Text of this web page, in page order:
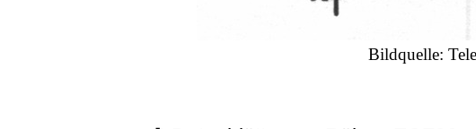
Bildquelle: